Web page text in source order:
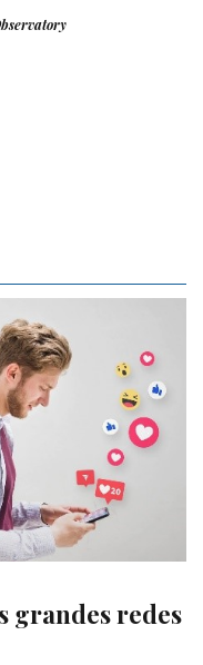
grandes redes